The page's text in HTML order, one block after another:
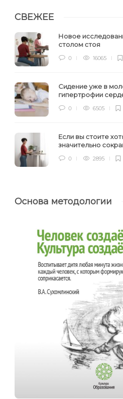
СВЕЖЕЕ
Новое
столом стоя
0 16065
Сидение уже в
гипертрофии
0 6505
Если вы стоите
значительно
0 2895
Основа методологии